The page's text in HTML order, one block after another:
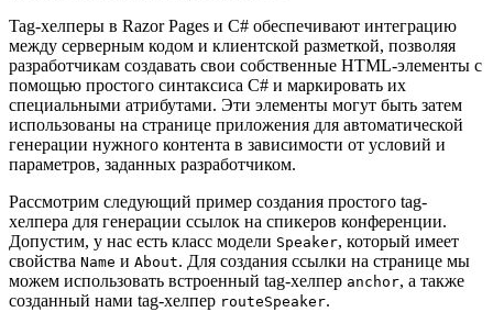
Tag-хелперы в Razor Pages и C# обеспечивают интеграцию
между серверным кодом и клиентской разметкой, позволяя
разработчикам создавать свои собственные HTML-элементы с
помощью простого синтаксиса C# и маркировать их
специальными атрибутами. Эти элементы могут быть затем
использованы на странице приложения для автоматической
генерации нужного контента в зависимости от условий и
параметров, заданных разработчиком.
Рассмотрим следующий пример создания простого tag-
хелпера для генерации ссылок на спикеров конференции.
Допустим, у нас есть класс модели Speaker, который имеет
свойства Name и About. Для создания ссылки на странице мы
можем использовать встроенный tag-хелпер anchor, а также
созданный нами tag-хелпер routeSpeaker.